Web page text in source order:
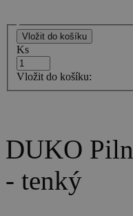
Ks
Vložit do košíku:
DUKO
- tenký